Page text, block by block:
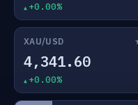
+0.00%
XAU/USD
4,341.60
+0.00%